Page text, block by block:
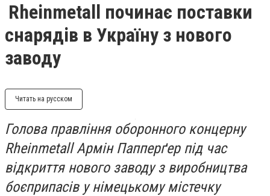
Rheinmetall починає поставки
снарядів в Україну з нового
заводу
Читать на русском
Голова правління оборонного концерну
Rheinmetall Армін Папперґер під час
відкриття нового заводу з виробництва
боєприпасів у німецькому містечку